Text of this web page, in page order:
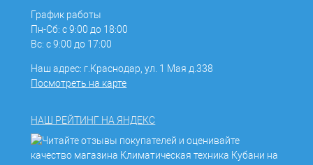
График работы
Пн-Сб: с 9:00 до 18:00
Вс: с 9:00 до 17:00
Наш адрес: г.Краснодар, ул. 1 Мая д.338
Посмотреть на карте
НАШ РЕЙТИНГ НА ЯНДЕКС